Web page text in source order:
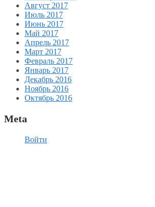
Август 2017
Июль 2017
Июнь 2017
Май 2017
Апрель 2017
Март 2017
Февраль 2017
Январь 2017
Декабрь 2016
Ноябрь 2016
Октябрь 2016
Meta
Войти